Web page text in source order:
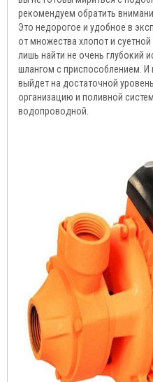
рекомендуем обратить
Это недорогое и удобное в
от множества хлопот и
лишь найти не очень глубокий
шлангом с приспособлением.
выйдет на достаточной
организацию и поливной
водопроводной.